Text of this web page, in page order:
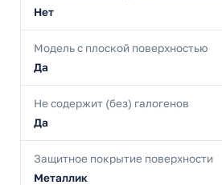
Нет
Модель с плоской поверхностью
Да
Не содержит (без) галогенов
Да
Защитное покрытие поверхности
Металлик